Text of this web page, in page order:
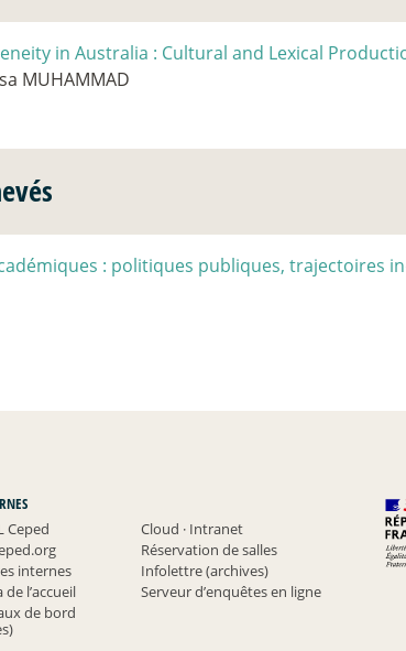
in Australia : Cultural and Lexical
MUHAMMAD
: politiques publiques, trajectoires
Ceped
Cloud · Intranet
Réservation de salles
internes
Infolettre (archives)
l’accueil
Serveur d’enquêtes en ligne
de bord